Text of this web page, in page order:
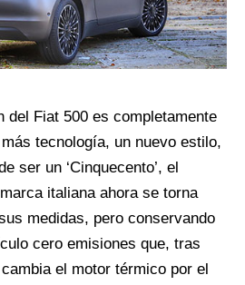
del Fiat 500 es completamente
tecnología, un nuevo estilo,
ser un ‘Cinquecento’, el
italiana ahora se torna
medidas, pero conservando
cero emisiones que, tras
el motor térmico por el